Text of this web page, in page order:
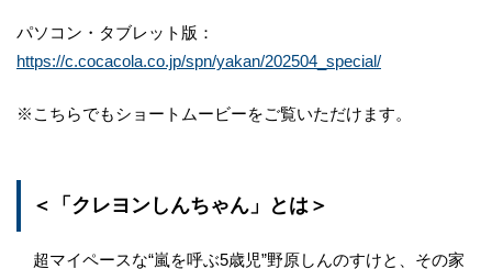
パソコン・タブレット版：
https://c.cocacola.co.jp/spn/yakan/202504_special/
※こちらでもショートムービーをご覧いただけます。
＜「クレヨンしんちゃん」とは＞
超マイペースな“嵐を呼ぶ5歳児”野原しんのすけと、その家